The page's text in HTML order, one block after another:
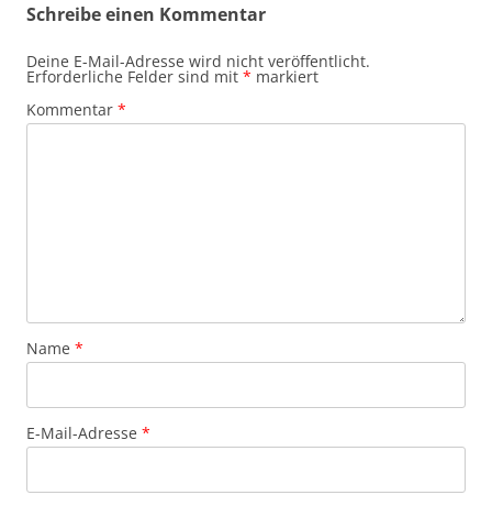
Schreibe einen Kommentar
Deine E-Mail-Adresse wird nicht veröffentlicht.
Erforderliche Felder sind mit * markiert
Kommentar *
Name *
E-Mail-Adresse *